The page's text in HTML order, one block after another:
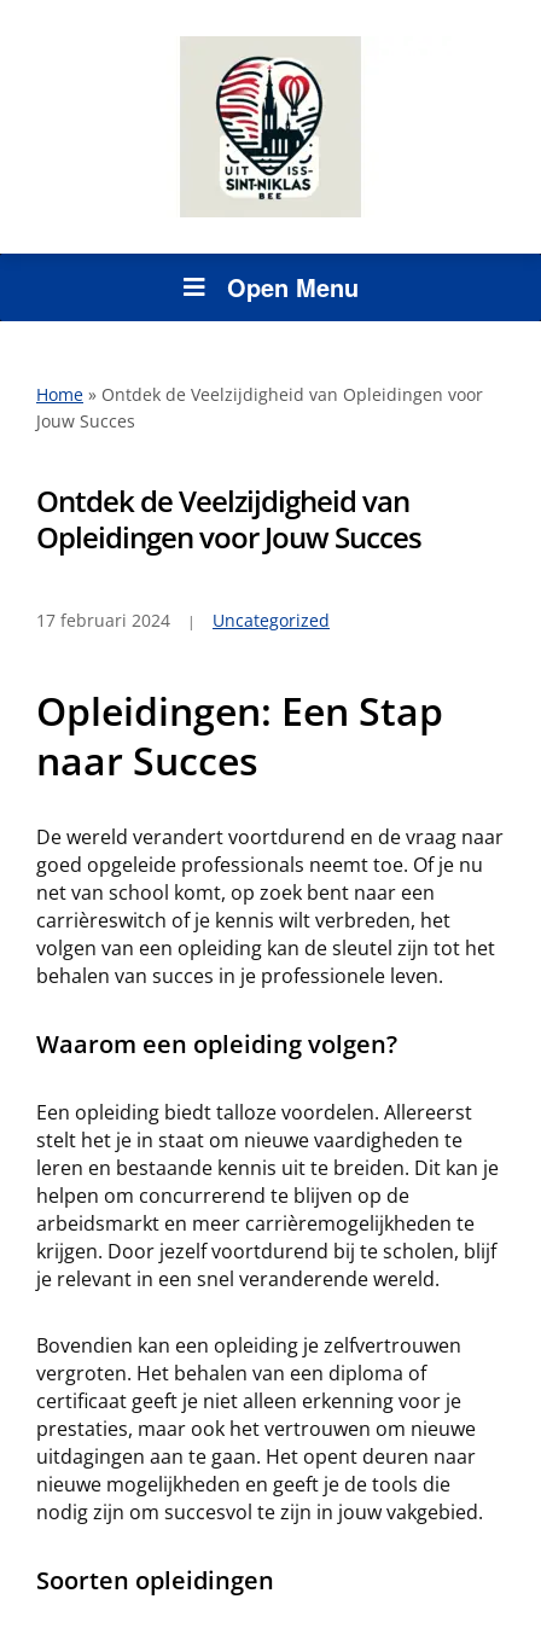
Open Menu
Home » Ontdek de Veelzijdigheid van Opleidingen voor
Jouw Succes
Ontdek de Veelzijdigheid van
Opleidingen voor Jouw Succes
17 februari 2024 Uncategorized
Opleidingen: Een Stap
naar Succes
De wereld verandert voortdurend en de vraag naar
goed opgeleide professionals neemt toe. Of je nu
net van school komt, op zoek bent naar een
carrièreswitch of je kennis wilt verbreden, het
volgen van een opleiding kan de sleutel zijn tot het
behalen van succes in je professionele leven.
Waarom een opleiding volgen?
Een opleiding biedt talloze voordelen. Allereerst
stelt het je in staat om nieuwe vaardigheden te
leren en bestaande kennis uit te breiden. Dit kan je
helpen om concurrerend te blijven op de
arbeidsmarkt en meer carrièremogelijkheden te
krijgen. Door jezelf voortdurend bij te scholen, blijf
je relevant in een snel veranderende wereld.
Bovendien kan een opleiding je zelfvertrouwen
vergroten. Het behalen van een diploma of
certificaat geeft je niet alleen erkenning voor je
prestaties, maar ook het vertrouwen om nieuwe
uitdagingen aan te gaan. Het opent deuren naar
nieuwe mogelijkheden en geeft je de tools die
nodig zijn om succesvol te zijn in jouw vakgebied.
Soorten opleidingen